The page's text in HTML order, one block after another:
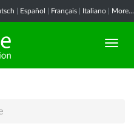
Español Français Italiano More...